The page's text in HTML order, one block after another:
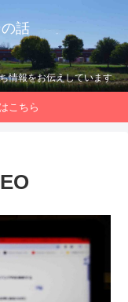
話
情報をお伝えしています
こちら